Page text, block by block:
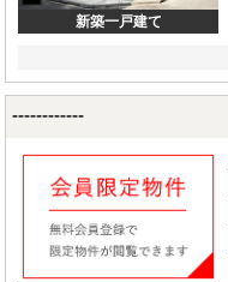
新築一戸建て
------------